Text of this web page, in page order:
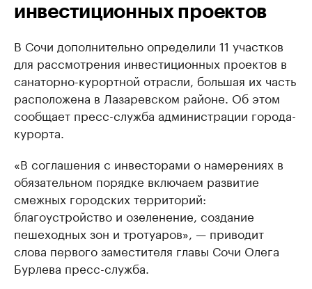
инвестиционных проектов
В Сочи дополнительно определили 11 участков
для рассмотрения инвестиционных проектов в
санаторно-курортной отрасли, большая их часть
расположена в Лазаревском районе. Об этом
сообщает пресс-служба администрации города-
курорта.
«В соглашения с инвесторами о намерениях в
обязательном порядке включаем развитие
смежных городских территорий:
благоустройство и озеленение, создание
пешеходных зон и тротуаров», — приводит
слова первого заместителя главы Сочи Олега
Бурлева пресс-служба.